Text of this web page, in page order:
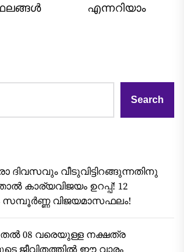
എന്നറിയാം
Search
ദിവസവും വീടുവിട്ടിറങ്ങുന്നതിനു
കാര്യവിജയം ഉറപ്പ്! 12
സമ്പൂർണ്ണ വിജയമാസഫലം!
മുതൽ 08 വരെയുള്ള നക്ഷത്ര
ജീവിതത്തിൽ ഈ വാരം